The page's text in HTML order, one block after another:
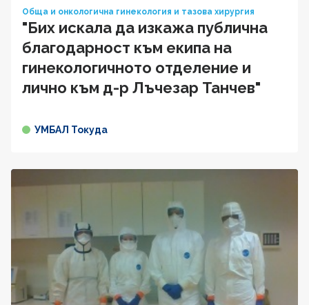
Обща и онкологична гинекология и тазова хирургия
"Бих искала да изкажа публична
благодарност към екипа на
гинекологичното отделение и
лично към д-р Лъчезар Танчев"
УМБАЛ Токуда